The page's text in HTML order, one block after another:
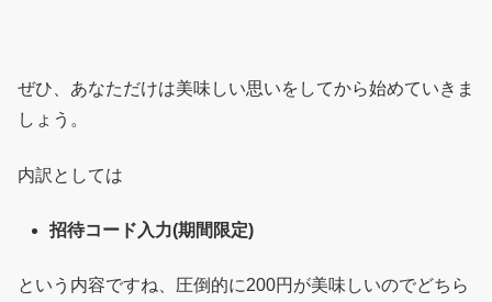
ぜひ、あなただけは美味しい思いをしてから始めていきま
しょう。
内訳としては
招待コード入力(期間限定)
という内容ですね、圧倒的に200円が美味しいのでどちら